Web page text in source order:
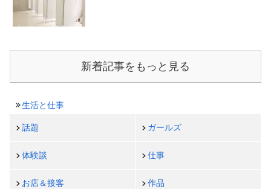
新着記事をもっと見る
生活と仕事
話題 ガールズ
体験談 仕事
お店＆接客 作品